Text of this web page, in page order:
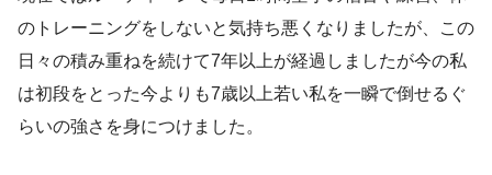
のトレーニングをしないと気持ち悪くなりましたが、この
日々の積み重ねを続けて7年以上が経過しましたが今の私
は初段をとった今よりも7歳以上若い私を一瞬で倒せるぐ
らいの強さを身につけました。